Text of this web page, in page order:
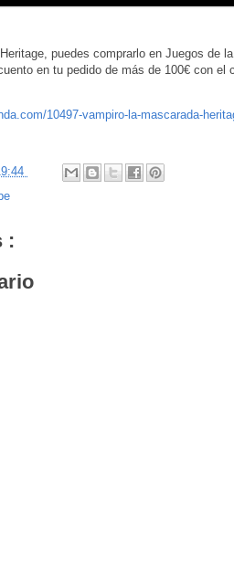
puedes comprarlo en Juegos de
en tu pedido de más de 100€ con el
10497-vampiro-la-mascarada-
: